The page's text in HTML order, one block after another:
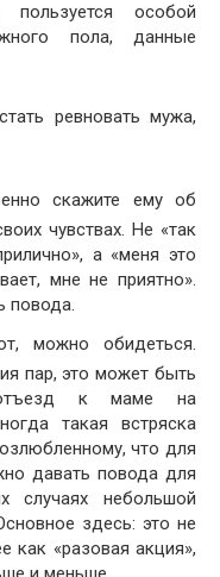
особой
пола, данные
ревновать мужа,
скажите ему об
чувствах. Не «так
а «меня это
мне не приятно».
повода.
можно обидеться.
пар, это может быть
к маме на
такая встряска
что для
давать повода для
случаях небольшой
здесь: это не
как «разовая акция»,